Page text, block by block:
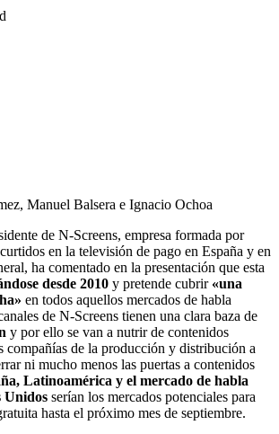
Manuel Balsera e Ignacio Ochoa
de N-Screens, empresa formada por
en la televisión de pago en España y en
ha comentado en la presentación que esta
desde 2010 y pretende cubrir «una
en todos aquellos mercados de habla
de N-Screens tienen una clara baza de
y por ello se van a nutrir de contenidos
compañías de la producción y distribución a
ni mucho menos las puertas a contenidos
Latinoamérica y el mercado de habla
Unidos serían los mercados potenciales para
hasta el próximo mes de septiembre.